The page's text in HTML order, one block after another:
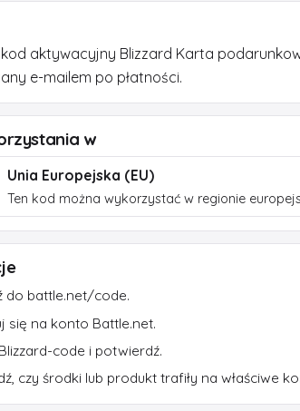
aktywacyjny Blizzard Karta
e-mailem po płatności.
w
Unia Europejska (EU)
Ten kod można wykorzystać w regionie
do battle.net/code.
się na konto Battle.net.
code i potwierdź.
czy środki lub produkt trafiły na właściwe